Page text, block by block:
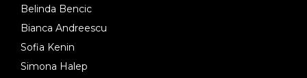
Belinda Bencic
Bianca Andreescu
Sofia Kenin
Simona Halep